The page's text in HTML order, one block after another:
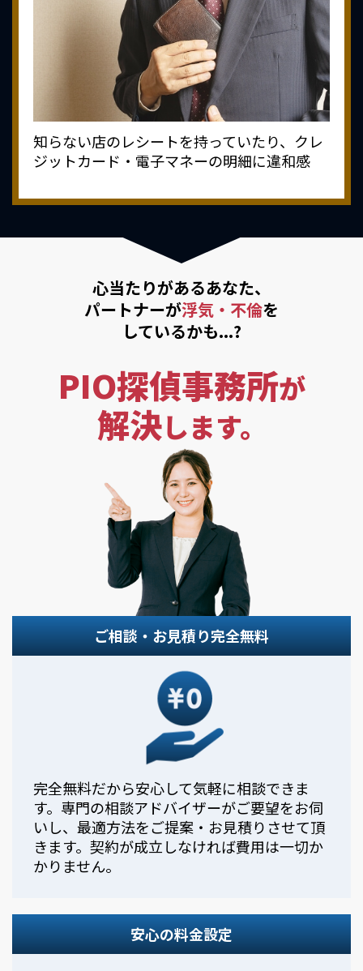
知らない店のレシートを持っていたり、クレ
ジットカード・電子マネーの明細に違和感
心当たりがあるあなた、
パートナーが浮気・不倫を
しているかも...?
PIO探偵事務所が
解決します。
ご相談・お見積り完全無料
完全無料だから安心して気軽に相談できま
す。専門の相談アドバイザーがご要望をお伺
いし、最適方法をご提案・お見積りさせて頂
きます。契約が成立しなければ費用は一切か
かりません。
安心の料金設定